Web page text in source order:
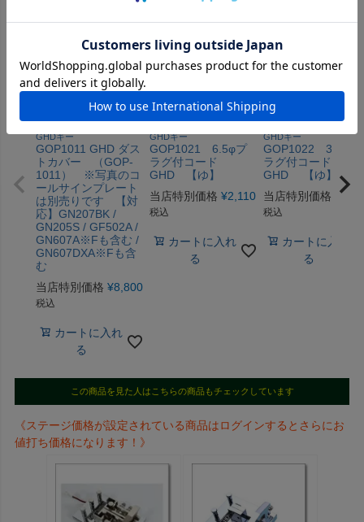
GHDキー
GOP1011 GHD ダス
トカバー （GOP-
1011） ※写真のコ
ールサインプレート
は別売りです 【対
応】GN207BK /
GN205S / GF502A /
GN607A※Fも含む /
GN607DXA※Fも含
む
当店特別価格 ¥8,800
税込
カートに入れ
る
GHDキー
GOP1021 6.5φプ
ラグ付コード
GHD 【ゆ】
当店特別価格 ¥2,110
税込
カートに入れ
る
GHDキー
GOP1022 3.5φプ
ラグ付コード
GHD 【ゆ】
当店特別価格
¥
税込
カートに入れ
る
この商品を見た人はこちらの商品もチェックしています
《ステージ価格が設定されている商品はログインするとさらにお
値打ち価格になります！》